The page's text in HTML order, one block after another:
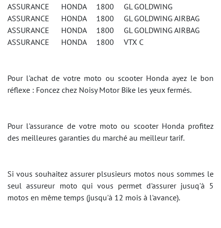
ASSURANCE HONDA 1800 GL GOLDWING
ASSURANCE HONDA 1800 GL GOLDWING AIRBAG
ASSURANCE HONDA 1800 GL GOLDWING AIRBAG
ASSURANCE HONDA 1800 VTX C
Pour l'achat de votre moto ou scooter Honda ayez le bon
réflexe : Foncez chez Noisy Motor Bike les yeux fermés.
Pour l'assurance de votre moto ou scooter Honda profitez
des meilleures garanties du marché au meilleur tarif.
Si vous souhaitez assurer plsusieurs motos nous sommes le
seul assureur moto qui vous permet d'assurer jusuq'à 5
motos en même temps (jusqu'à 12 mois à l'avance).